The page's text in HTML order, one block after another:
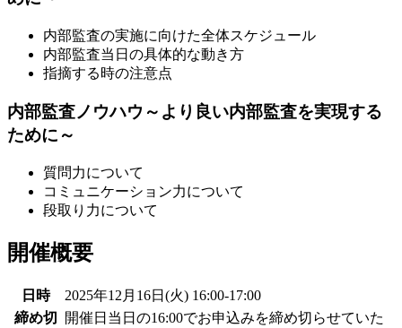
内部監査の実施に向けた全体スケジュール
内部監査当日の具体的な動き方
指摘する時の注意点
内部監査ノウハウ～より良い内部監査を実現する
ために～
質問力について
コミュニケーション力について
段取り力について
開催概要
日時
2025年12月16日(火) 16:00-17:00
締め切
開催日当日の16:00でお申込みを締め切らせていた